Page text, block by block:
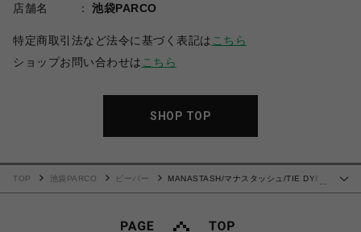
店舗名
池袋PARCO
特定商取引法など法令に基づく表記は こちら
ショップお問い合わせは こちら
SHOP TOP
TOP 池袋PARCO ビーバー
MANASTASH/マナスタッシュ/TIE DYE